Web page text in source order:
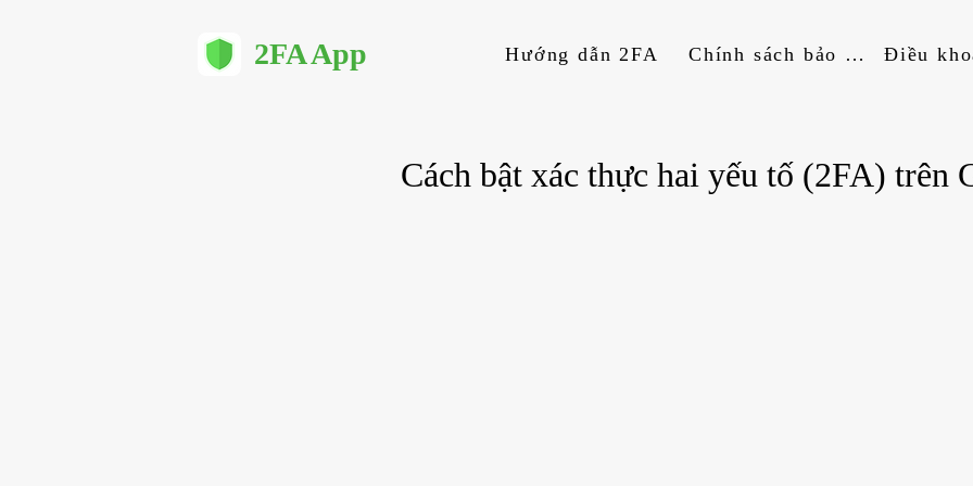
2FA App Hướng dẫn 2FA Chính sách bảo mật
Cách bật xác thực hai yếu tố (2FA) trên